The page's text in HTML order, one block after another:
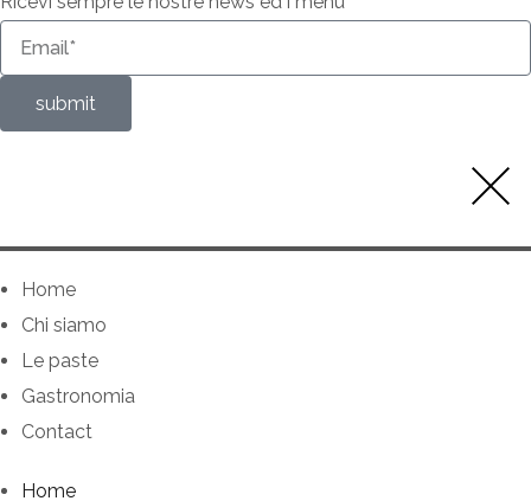
submit
Home
Chi siamo
Le paste
Gastronomia
Contact
Home